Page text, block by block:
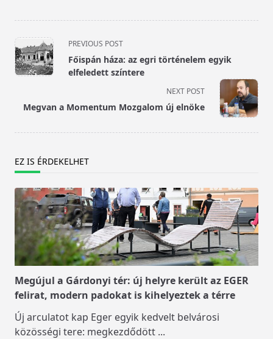
<span
class="nav-
subtitle
text">Page</span>
PREVIOUS POST
Főispán háza: az egri történelem egyik
elfeledett színtere
NEXT POST
Megvan a Momentum Mozgalom új elnöke
EZ IS ÉRDEKELHET
Megújul a Gárdonyi tér: új helyre került az EGER
felirat, modern padokat is kihelyeztek a térre
Új arculatot kap Eger egyik kedvelt belvárosi
közösségi tere: megkezdődött ...